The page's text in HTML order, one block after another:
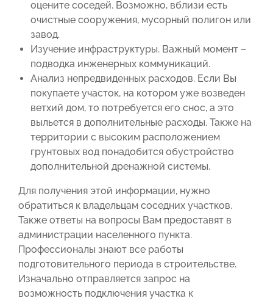
оцените соседей. Возможно, вблизи есть
очистные сооружения, мусорный полигон или
завод.
Изучение инфраструктуры. Важный момент –
подводка инженерных коммуникаций.
Анализ непредвиденных расходов. Если Вы
покупаете участок, на котором уже возведен
ветхий дом, то потребуется его снос, а это
выльется в дополнительные расходы. Также на
территории с высоким расположением
грунтовых вод понадобится обустройство
дополнительной дренажной системы.
Для получения этой информации, нужно
обратиться к владельцам соседних участков.
Также ответы на вопросы Вам предоставят в
администрации населенного пункта.
Профессионалы знают все работы
подготовительного периода в строительстве.
Изначально отправляется запрос на
возможность подключения участка к